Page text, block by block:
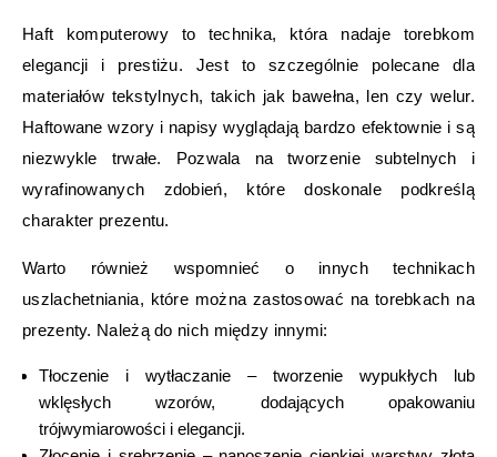
Haft komputerowy to technika, która nadaje torebkom
elegancji i prestiżu. Jest to szczególnie polecane dla
materiałów tekstylnych, takich jak bawełna, len czy welur.
Haftowane wzory i napisy wyglądają bardzo efektownie i są
niezwykle trwałe. Pozwala na tworzenie subtelnych i
wyrafinowanych zdobień, które doskonale podkreślą
charakter prezentu.
Warto również wspomnieć o innych technikach
uszlachetniania, które można zastosować na torebkach na
prezenty. Należą do nich między innymi:
Tłoczenie i wytłaczanie – tworzenie wypukłych lub
wklęsłych wzorów, dodających opakowaniu
trójwymiarowości i elegancji.